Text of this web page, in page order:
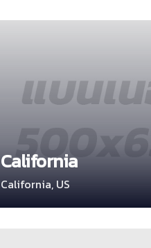
California
California, US